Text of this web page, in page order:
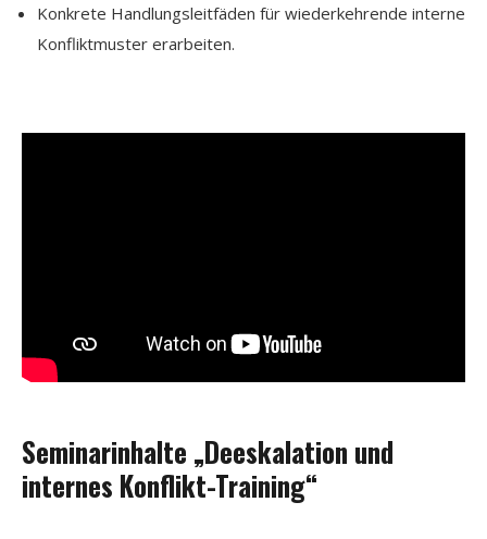
Konkrete Handlungsleitfäden für wiederkehrende interne
Konfliktmuster erarbeiten.
Seminarinhalte „Deeskalation und
internes Konflikt-Training“